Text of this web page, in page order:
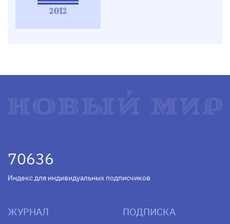
2012
70636
Индекс для индивидуальных подписчиков
ЖУРНАЛ ПОДПИСКА